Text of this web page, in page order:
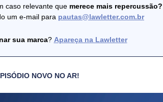
caso relevante que merece mais repercussão?
um e-mail para pautas@lawletter.com.br
sua marca? Apareça na Lawletter
NOVO NO AR!